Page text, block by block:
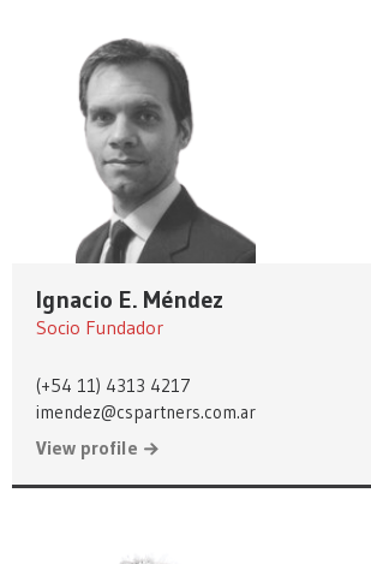
Ignacio E. Méndez
Socio Fundador
(+54 11) 4313 4217
imendez@cspartners.com.ar
View profile